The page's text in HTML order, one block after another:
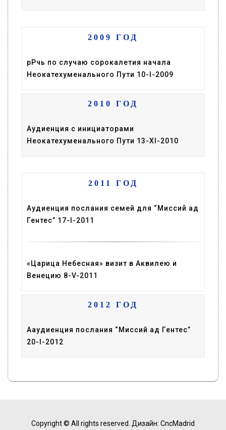
2009 ГОД
рРчь по случаю сорокалетия начала
Неокатехуменального Пути 10-I-2009
2010 ГОД
Аудиенция с инициаторами
Неокатехуменального Пути 13-XI-2010
2011 ГОД
Аудиенция послания семей для “Миссий ад
Гентес” 17-I-2011
«Царица Небесная» визит в Аквилею и
Венецию 8-V-2011
2012 ГОД
Ааудиенция послания “Миссий ад Гентес”
20-I-2012
Copyright © All rights reserved. Дизайн: CncMadrid